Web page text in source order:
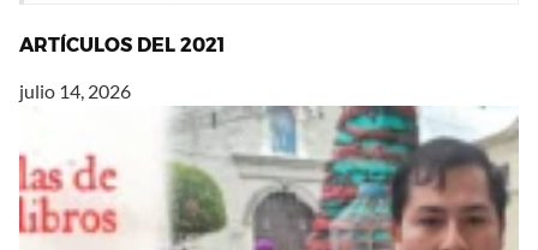
ARTÍCULOS DEL 2021
julio 14, 2026